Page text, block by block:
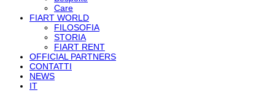
Care
FIART WORLD
FILOSOFIA
STORIA
FIART RENT
OFFICIAL PARTNERS
CONTATTI
NEWS
IT